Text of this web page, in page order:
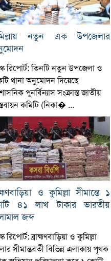
নতুন এক উপজেলার
রিপোর্ট: তিনটি নতুন উপজেলা ও
থানা অনুমোদন দিয়েছে
পুনর্বিন্যাস সংক্রান্ত জাতীয়
কমিটি (নিকা� ...
ও কুমিল্লা সীমান্তে ১
৪১ লাখ টাকার ভারতীয়
জব্দ
রিপোর্ট: ব্রাহ্মণবাড়িয়া ও কুমিল্লা
সীমান্তবর্তী বিভিন্ন এলাকায় পৃথক